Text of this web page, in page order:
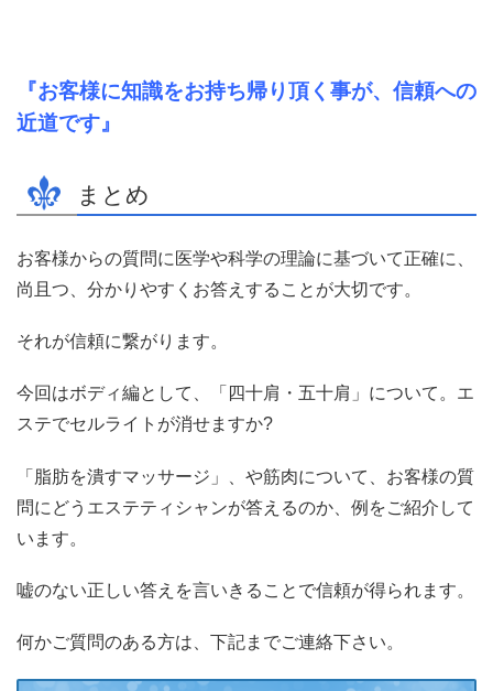
『お客様に知識をお持ち帰り頂く事が、信頼への
近道です』
まとめ
お客様からの質問に医学や科学の理論に基づいて正確に、
尚且つ、分かりやすくお答えすることが大切です。
それが信頼に繋がります。
今回はボディ編として、「四十肩・五十肩」について。エ
ステでセルライトが消せますか?
「脂肪を潰すマッサージ」、や筋肉について、お客様の質
問にどうエステティシャンが答えるのか、例をご紹介して
います。
嘘のない正しい答えを言いきることで信頼が得られます。
何かご質問のある方は、下記までご連絡下さい。